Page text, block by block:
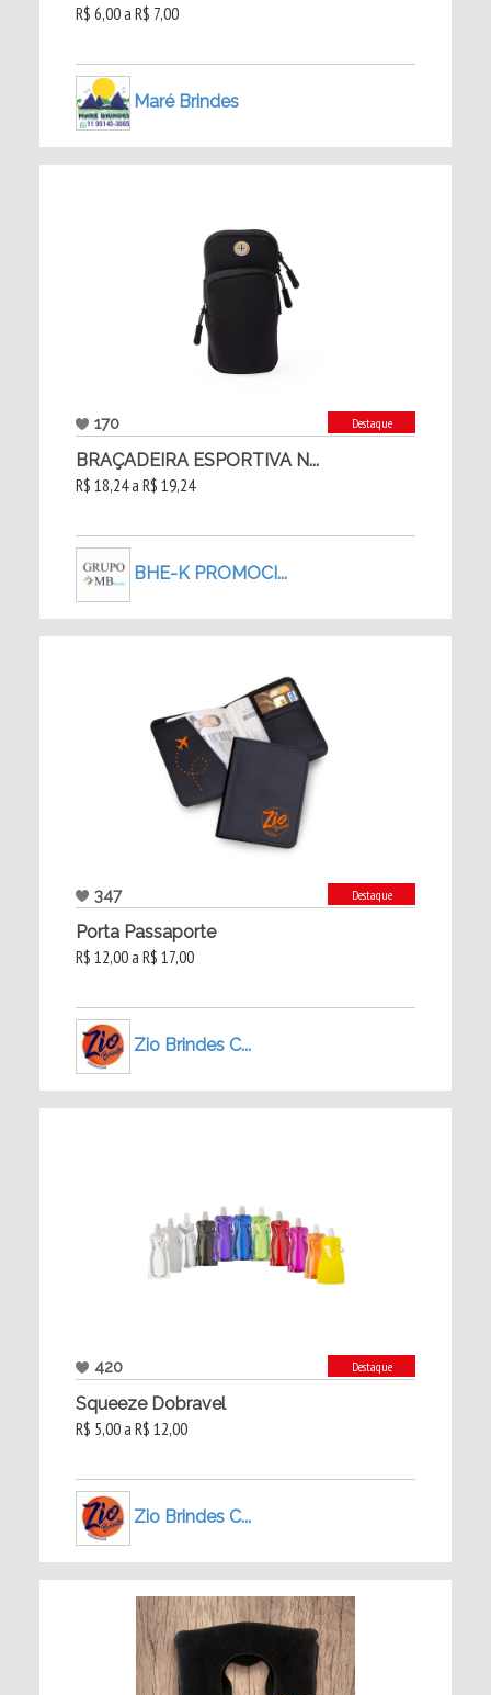
R$ 6,00 a R$ 7,00
Maré Brindes
170 Destaque
BRAÇADEIRA ESPORTIVA N...
R$ 18,24 a R$ 19,24
BHE-K PROMOCI...
347 Destaque
Porta Passaporte
R$ 12,00 a R$ 17,00
Zio Brindes C...
420 Destaque
Squeeze Dobravel
R$ 5,00 a R$ 12,00
Zio Brindes C...